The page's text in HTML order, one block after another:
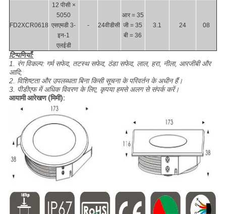
FD2XCR0618
12 पीसी ×
5050
एसएमडी 3-
इन-1
एलईडी
- 24वीडीसी
आर = 35
जी = 35
बी = 36
3.1 24 08
टिप्पणियाँ:
1. रंग विकल्प: गर्म सफेद, तटस्थ सफेद, ठंडा सफेद, लाल, हरा, नीला, आरजीबी और
आदि;
2. विशिष्टता और उपलब्धता बिना किसी सूचना के परिवर्तन के अधीन हैं।
3. पीडीएफ में अधिक विवरण के लिए, कृपया हमसे अलग से संपर्क करें।
आयामी आरेखण (मिमी):